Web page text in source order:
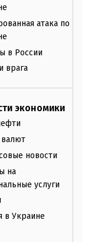
атака по
в России
врага
экономики
новости
на
услуги
в Украине